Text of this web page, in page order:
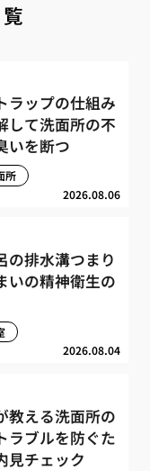
ラップの仕組み
して洗面所の不
いを断つ
2026.08.06
所
の排水溝つまり
いの精神衛生の
2026.08.04
教える洗面所の
ラブルを防ぐた
見チェック